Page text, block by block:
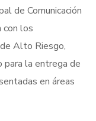
de Comunicación
con los
Alto Riesgo,
para la entrega de
en áreas